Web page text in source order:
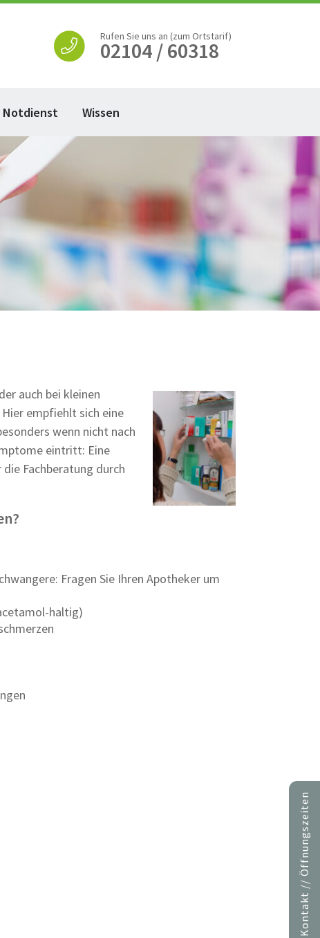
Rufen Sie uns an (zum Ortstarif)
02104 / 60318
Notdienst Wissen
auch bei kleinen
empfiehlt sich eine
wenn nicht nach
eintritt: Eine
Fachberatung durch
Fragen Sie Ihren Apotheker um
haltig)
Kontakt // Öffnungszeiten